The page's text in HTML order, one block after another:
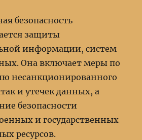
безопасность
защиты
информации, систем
Она включает меры по
несанкционированного
и утечек данных, а
безопасности
и государственных
ресурсов.